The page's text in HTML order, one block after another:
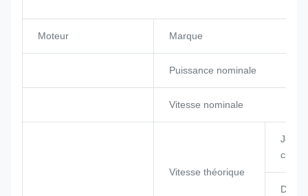
Moteur Marque
Puissance nominale
Vitesse nominale
Vitesse théorique
Je